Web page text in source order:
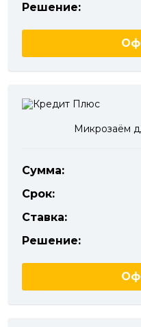
Решение:
Микрозаём
Сумма:
Срок:
Ставка:
Решение: